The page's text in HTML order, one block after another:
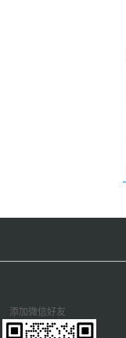
添加微信好友